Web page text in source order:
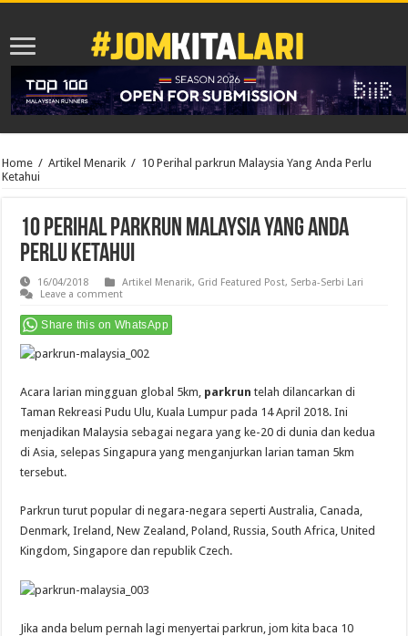
Home / Artikel Menarik / 10 Perihal parkrun Malaysia Yang Anda Perlu
Ketahui
10 Perihal parkrun Malaysia Yang Anda
Perlu Ketahui
16/04/2018 Artikel Menarik, Grid Featured Post, Serba-Serbi Lari
Leave a comment
Share this on WhatsApp
Acara larian mingguan global 5km, parkrun telah dilancarkan di
Taman Rekreasi Pudu Ulu, Kuala Lumpur pada 14 April 2018. Ini
menjadikan Malaysia sebagai negara yang ke-20 di dunia dan kedua
di Asia, selepas Singapura yang menganjurkan larian taman 5km
tersebut.
Parkrun turut popular di negara-negara seperti Australia, Canada,
Denmark, Ireland, New Zealand, Poland, Russia, South Africa, United
Kingdom, Singapore dan republik Czech.
Jika anda belum pernah lagi menyertai parkrun, jom kita baca 10